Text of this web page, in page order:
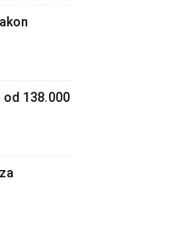
138.000